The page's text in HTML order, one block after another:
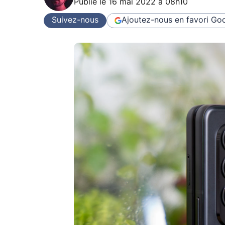
Publié le 16 mai 2022 à 08h10
Suivez-nous Ajoutez-nous en favori